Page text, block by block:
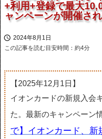
+利用+登録で最大
ャンペーンが開催さ
 2024年8月1日
この記事を読む目安時間：約4分
【2025年12月1日】
イオンカードの新規入会
た。最新のキャンペーン
で】イオンカード、